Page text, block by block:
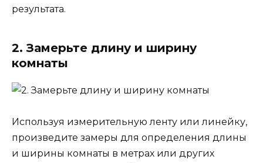
результата.
2. Замерьте длину и ширину
комнаты
Используя измерительную ленту или линейку,
произведите замеры для определения длины
и ширины комнаты в метрах или других